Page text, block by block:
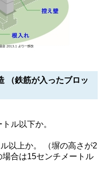
（鉄筋が入ったブロッ
ル以下か。
以上か。 （塀の高さが2
場合は15センチメートル